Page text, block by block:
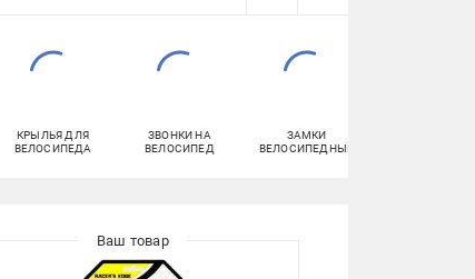
КРЫЛЬЯ ДЛЯ
ВЕЛОСИПЕДА
ЗВОНКИ НА
ВЕЛОСИПЕД
ЗАМКИ
ВЕЛОСИПЕДНЫЕ